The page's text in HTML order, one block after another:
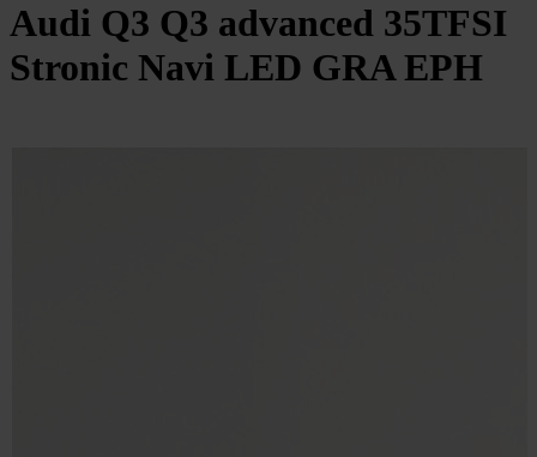
Audi Q3 Q3 advanced 35TFSI
Stronic Navi LED GRA EPH